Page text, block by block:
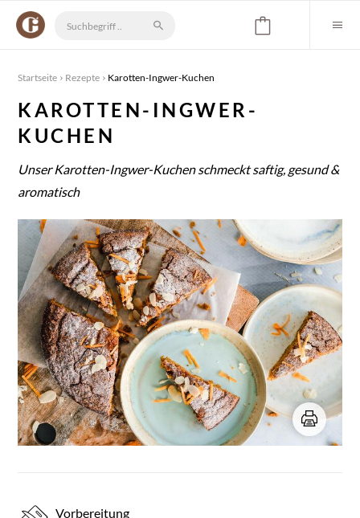
Startseite Rezepte Karotten-Ingwer-Kuchen
Vorbereitung
KAROTTEN-INGWER-
KUCHEN
Unser Karotten-Ingwer-Kuchen schmeckt saftig, gesund &
aromatisch